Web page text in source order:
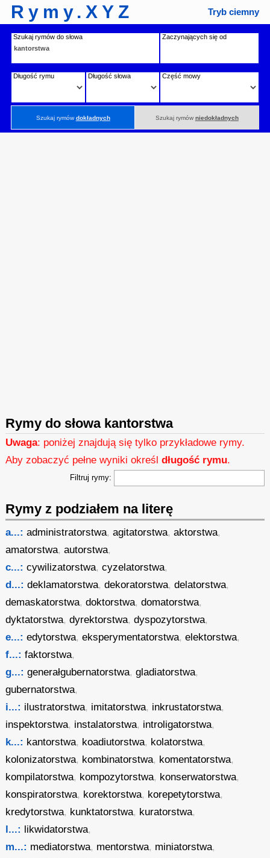
Rymy.XYZ Tryb ciemny
Szukaj rymów do słowa Zaczynających się od
Długość rymu Długość słowa Część mowy
Szukaj rymówdokładnych Szukaj rymów niedokładnych
Rymy do słowa kantorstwa
Uwaga: poniżej znajdują się tylko przykładowe rymy.
Aby zobaczyć pełne wyniki określdługość rymu.
Filtruj rymy:
Rymy z podziałem na literę
a...: administratorstwa,agitatorstwa,aktorstwa,
amatorstwa,autorstwa,
c...: cywilizatorstwa,cyzelatorstwa,
d...: deklamatorstwa,dekoratorstwa,delatorstwa,
demaskatorstwa,doktorstwa,domatorstwa,
dyktatorstwa,dyrektorstwa,dyspozytorstwa,
e...: edytorstwa,eksperymentatorstwa,elektorstwa,
f...: faktorstwa,
g...: generałgubernatorstwa,gladiatorstwa,
gubernatorstwa,
i...: ilustratorstwa, imitatorstwa, inkrustatorstwa,
inspektorstwa, instalatorstwa, introligatorstwa,
k...: kantorstwa, koadiutorstwa, kolatorstwa,
kolonizatorstwa, kombinatorstwa, komentatorstwa,
kompilatorstwa, kompozytorstwa, konserwatorstwa,
konspiratorstwa, korektorstwa, korepetytorstwa,
kredytorstwa, kunktatorstwa, kuratorstwa,
l...: likwidatorstwa,
m...: mediatorstwa, mentorstwa, miniatorstwa,